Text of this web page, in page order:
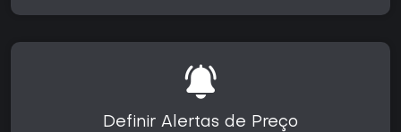
Definir Alertas de Preço